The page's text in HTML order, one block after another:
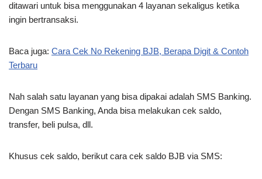
ditawari untuk bisa menggunakan 4 layanan sekaligus ketika
ingin bertransaksi.
Baca juga: Cara Cek No Rekening BJB, Berapa Digit & Contoh
Terbaru
Nah salah satu layanan yang bisa dipakai adalah SMS Banking.
Dengan SMS Banking, Anda bisa melakukan cek saldo,
transfer, beli pulsa, dll.
Khusus cek saldo, berikut cara cek saldo BJB via SMS: